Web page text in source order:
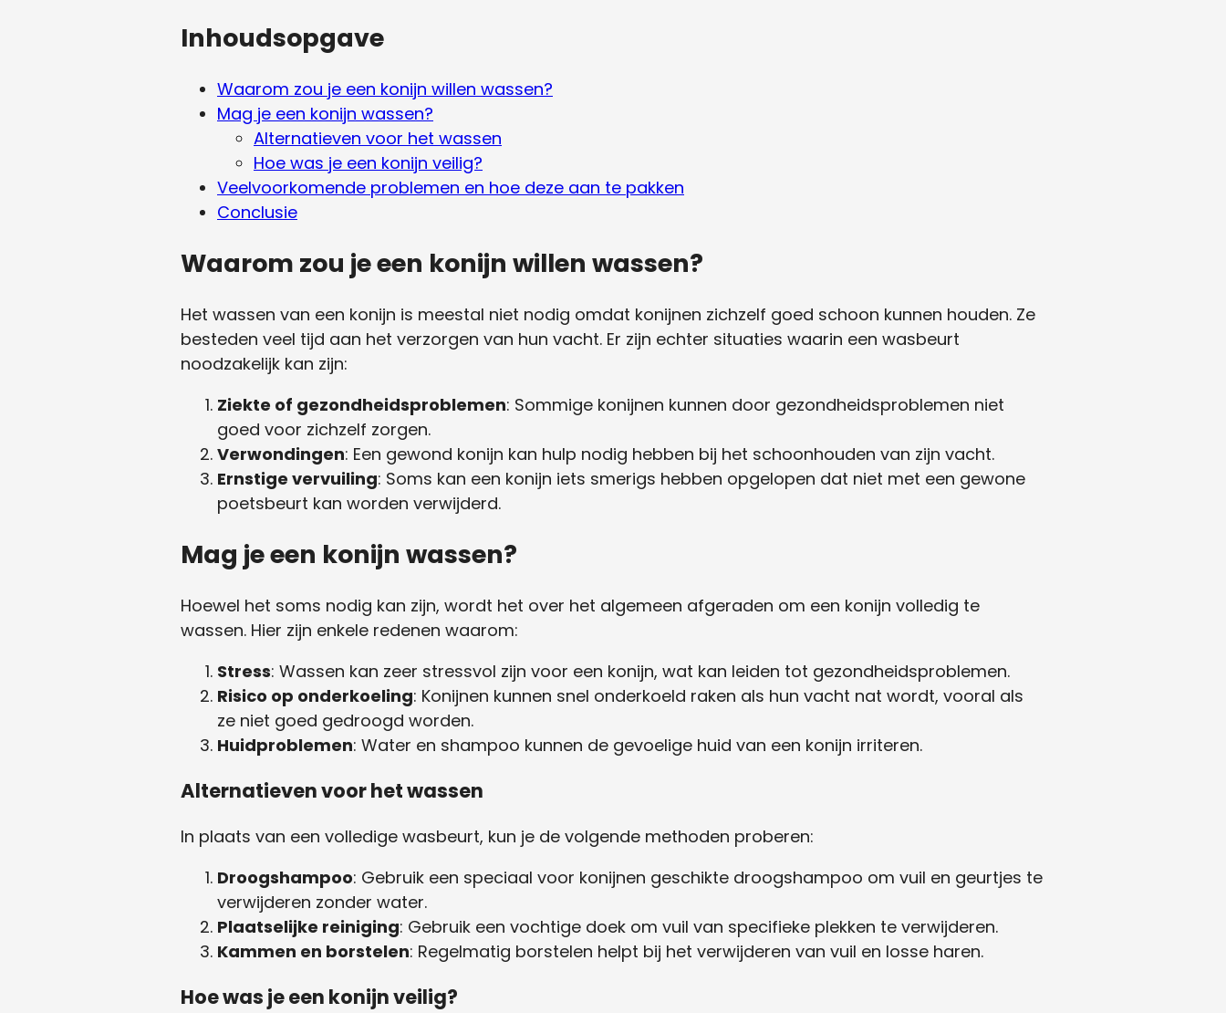
Inhoudsopgave
Waarom zou je een konijn willen wassen?
Mag je een konijn wassen?
Alternatieven voor het wassen
Hoe was je een konijn veilig?
Veelvoorkomende problemen en hoe deze aan te pakken
Conclusie
Waarom zou je een konijn willen wassen?
Het wassen van een konijn is meestal niet nodig omdat konijnen zichzelf goed schoon kunnen houden. Ze
besteden veel tijd aan het verzorgen van hun vacht. Er zijn echter situaties waarin een wasbeurt
noodzakelijk kan zijn:
Ziekte of gezondheidsproblemen: Sommige konijnen kunnen door gezondheidsproblemen niet
goed voor zichzelf zorgen.
Verwondingen: Een gewond konijn kan hulp nodig hebben bij het schoonhouden van zijn vacht.
Ernstige vervuiling: Soms kan een konijn iets smerigs hebben opgelopen dat niet met een gewone
poetsbeurt kan worden verwijderd.
Mag je een konijn wassen?
Hoewel het soms nodig kan zijn, wordt het over het algemeen afgeraden om een konijn volledig te
wassen. Hier zijn enkele redenen waarom:
Stress: Wassen kan zeer stressvol zijn voor een konijn, wat kan leiden tot gezondheidsproblemen.
Risico op onderkoeling: Konijnen kunnen snel onderkoeld raken als hun vacht nat wordt, vooral als
ze niet goed gedroogd worden.
Huidproblemen: Water en shampoo kunnen de gevoelige huid van een konijn irriteren.
Alternatieven voor het wassen
In plaats van een volledige wasbeurt, kun je de volgende methoden proberen:
Droogshampoo: Gebruik een speciaal voor konijnen geschikte droogshampoo om vuil en geurtjes te
verwijderen zonder water.
Plaatselijke reiniging: Gebruik een vochtige doek om vuil van specifieke plekken te verwijderen.
Kammen en borstelen: Regelmatig borstelen helpt bij het verwijderen van vuil en losse haren.
Hoe was je een konijn veilig?